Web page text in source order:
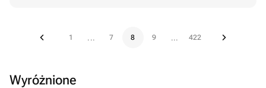
1 ... 7 8 9 ... 422
Wyróżnione